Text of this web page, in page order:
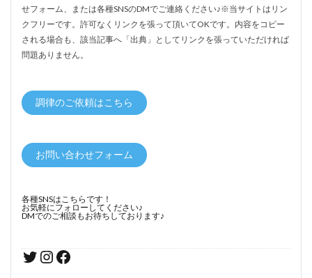
せフォーム、または各種SNSのDMでご連絡ください♪※当サイトはリン
クフリーです。許可なくリンクを張って頂いてOKです。内容をコピー
される場合も、該当記事へ「出典」としてリンクを張っていただければ
問題ありません。
調律のご依頼はこちら
お問い合わせフォーム
各種SNSはこちらです！
お気軽にフォローしてください♪
DMでのご相談もお待ちしております♪